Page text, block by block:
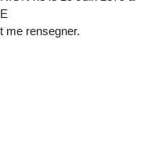
me rensegner.